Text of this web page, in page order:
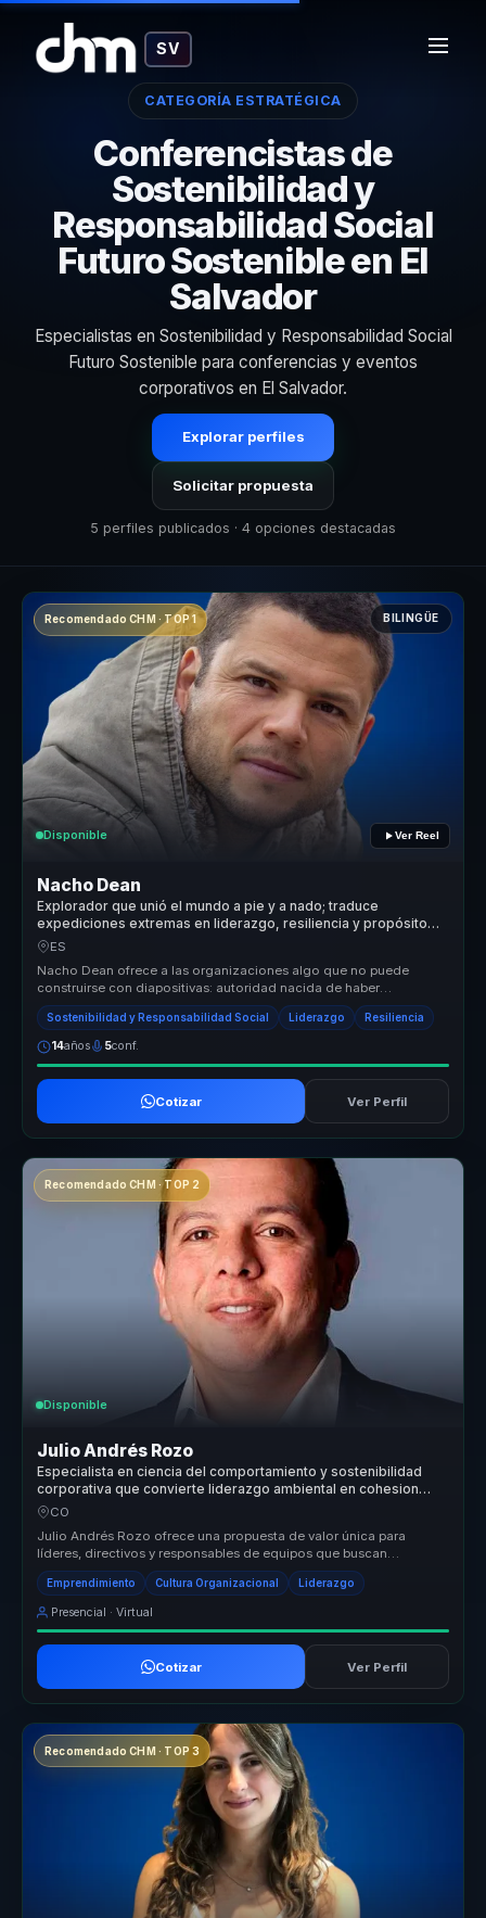
SV
CATEGORÍA ESTRATÉGICA
Conferencistas de
Sostenibilidad y
Responsabilidad Social
Futuro Sostenible en El
Salvador
Especialistas en Sostenibilidad y Responsabilidad Social
Futuro Sostenible para conferencias y eventos
corporativos en El Salvador.
Explorar perfiles
Solicitar propuesta
5 perfiles publicados · 4 opciones destacadas
Recomendado CHM · TOP 1 BILINGÜE
Disponible Ver Reel
Nacho Dean
Explorador que unió el mundo a pie y a nado; traduce
expediciones extremas en liderazgo, resiliencia y propósito
compartido.
ES
Nacho Dean ofrece a las organizaciones algo que no puede
construirse con diapositivas: autoridad nacida de haber
atravesado cambios reale...
Sostenibilidad y Responsabilidad Social Liderazgo Resiliencia
14años 5conf.
Cotizar Ver Perfil
Recomendado CHM · TOP 2
Disponible
Julio Andrés Rozo
Especialista en ciencia del comportamiento y sostenibilidad
corporativa que convierte liderazgo ambiental en cohesion
para directivos y equipos.
CO
Julio Andrés Rozo ofrece una propuesta de valor única para
líderes, directivos y responsables de equipos que buscan
transformar sus organ...
Emprendimiento Cultura Organizacional Liderazgo
Presencial · Virtual
Cotizar Ver Perfil
Recomendado CHM · TOP 3